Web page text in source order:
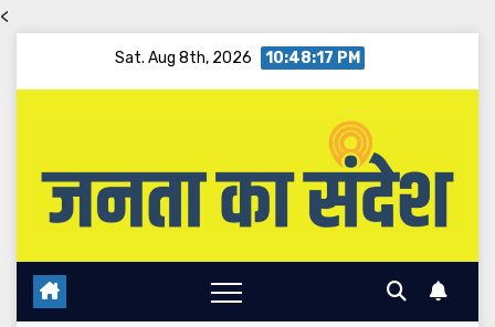
<
Sat. Aug 8th, 2026 10:48:18 PM